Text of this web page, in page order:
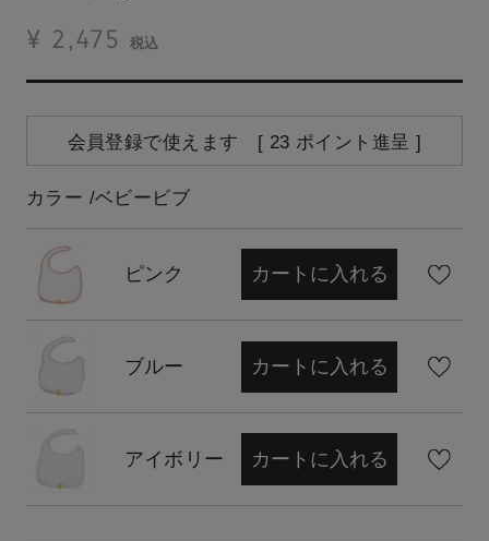
¥ 2,475 税込
会員登録で使えます [ 23 ポイント進呈 ]
カラー ベビービブ
ピンク カートに入れる
ブルー カートに入れる
アイボリー カートに入れる